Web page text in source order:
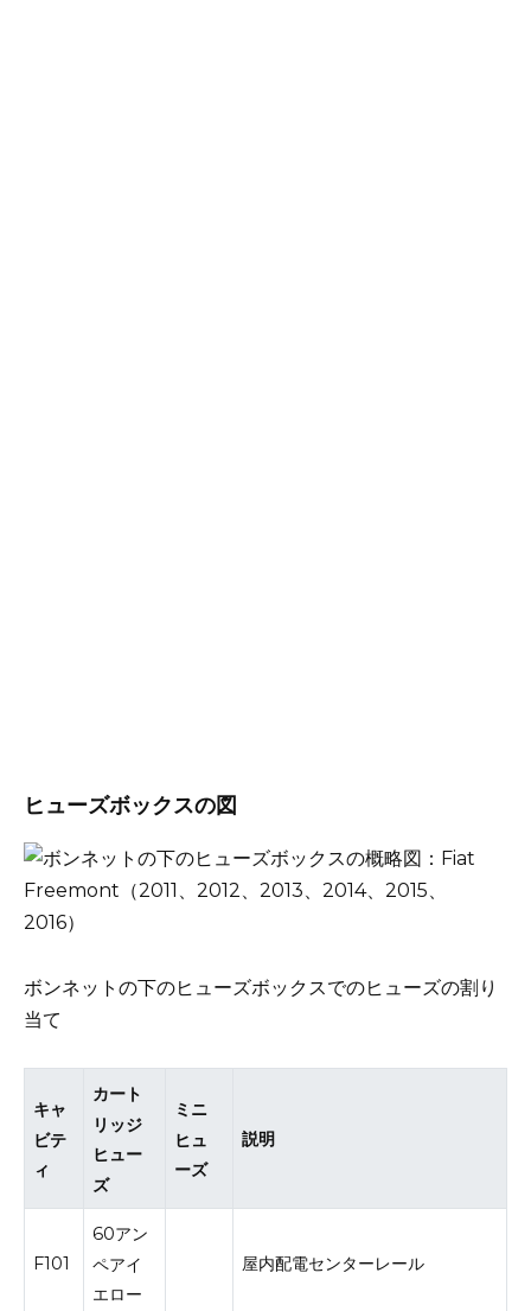
ヒューズボックスの図
ボンネットの下のヒューズボックスでのヒューズの割り
当て
キャ
ビテ
ィ
カート
リッジ
ヒュー
ズ
ミニ
ヒュ
ーズ
説明
F101
60アン
ペアイ
エロー
屋内配電センターレール